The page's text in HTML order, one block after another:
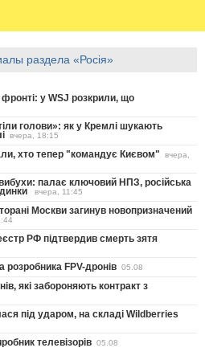
раздела «Росія»
фронті: у WSJ розкрили, що
голови»: як у Кремлі шукають
вчера, 18:15
хто тепер "командує Києвом"
вчера,
палає ключовий НПЗ, російська
вчера, 11:45
Москви загинув новопризначений
РФ підтвердив смерть зятя
розробника FPV-дронів 05.08
які забороняють контракт з
під ударом, на складі Wildberries
телевізорів 05.08